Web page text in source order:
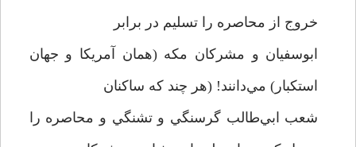
خروج از محاصره را تسليم در برابر
ابوسفيان و مشركان مكه (همان آمريكا و جهان
استكبار) مي‌دانند! (هر چند كه ساكنان
شعب ابي‌طالب گرسنگي و تشنگي و محاصره را